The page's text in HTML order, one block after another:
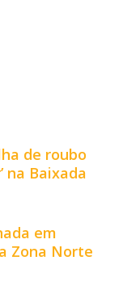
de roubo
na Baixada
em
Zona Norte